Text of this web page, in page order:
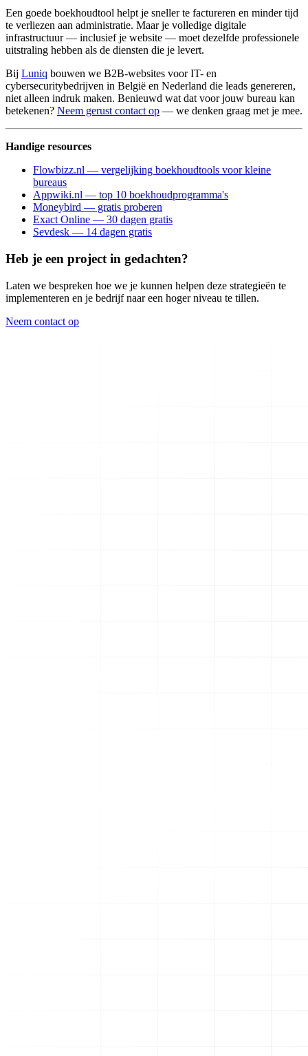
Een goede boekhoudtool helpt je sneller te factureren en minder tijd
te verliezen aan administratie. Maar je volledige digitale
infrastructuur — inclusief je website — moet dezelfde professionele
uitstraling hebben als de diensten die je levert.
Bij Luniq bouwen we B2B-websites voor IT- en
cybersecuritybedrijven in België en Nederland die leads genereren,
niet alleen indruk maken. Benieuwd wat dat voor jouw bureau kan
betekenen? Neem gerust contact op — we denken graag met je mee.
Handige resources
Flowbizz.nl — vergelijking boekhoudtools voor kleine
bureaus
Appwiki.nl — top 10 boekhoudprogramma's
Moneybird — gratis proberen
Exact Online — 30 dagen gratis
Sevdesk — 14 dagen gratis
Heb je een project in gedachten?
Laten we bespreken hoe we je kunnen helpen deze strategieën te
implementeren en je bedrijf naar een hoger niveau te tillen.
Neem contact op